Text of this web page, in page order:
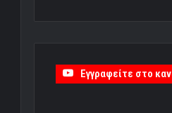
Εγγραφείτε στο